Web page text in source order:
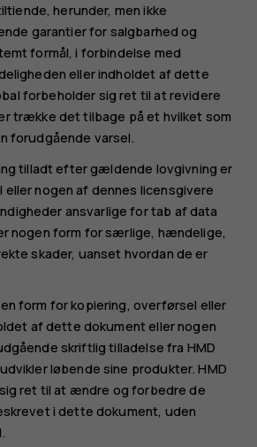
herunder, men ikke
garantier for salgbarhed og
formål, i forbindelse med
eller indholdet af dette
forbeholder sig ret til at revidere
trække det tilbage på et hvilket som
forudgående varsel.
tilladt efter gældende lovgivning er
eller nogen af dennes licensgivere
ansvarlige for tab af data
nogen form for særlige, hændelige,
skader, uanset hvordan de er
form for kopiering, overførsel eller
af dette dokument eller nogen
skriftlig tilladelse fra HMD
løbende sine produkter. HMD
ret til at ændre og forbedre de
i dette dokument, uden